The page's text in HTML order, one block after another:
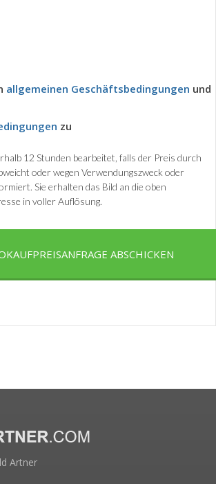
allgemeinen Geschäftsbedingungen und
zu
12 Stunden bearbeitet, falls der Preis durch
oder wegen Verwendungszweck oder
Sie erhalten das Bild an die oben
in voller Auflösung.
ABSCHICKEN
Artner